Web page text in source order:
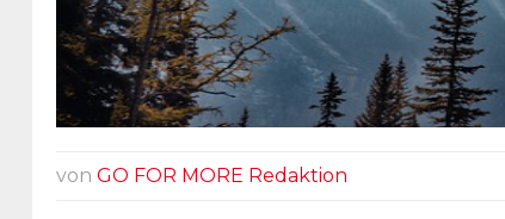
von GO FOR MORE Redaktion